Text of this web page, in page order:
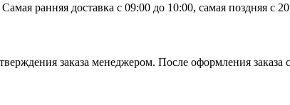
ранняя доставка с 09:00 до 10:00, самая поздняя с
заказа менеджером. После оформления заказа